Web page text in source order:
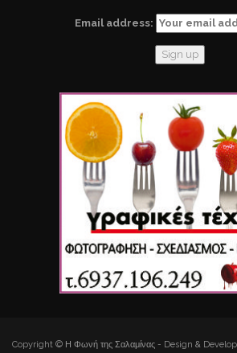
Email address:
Copyright © Η Φωνή της Σαλαμίνας - Design &